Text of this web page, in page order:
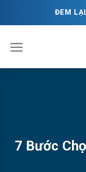
to
ĐEM
7 Bước